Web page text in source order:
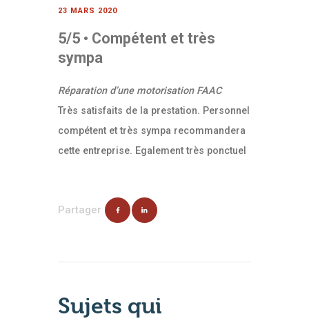
AUTOMATISMES &
FERMETURES
BLOG
23 MARS 2020
5/5 • Compétent et très
sympa
Réparation d’une motorisation FAAC
Très satisfaits de la prestation. Personnel
compétent et très sympa recommandera
cette entreprise. Egalement très ponctuel
Partager
Sujets qui